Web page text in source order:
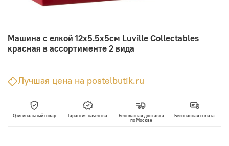
Машина с елкой 12х5.5х5см Luville Collectables
красная в ассортименте 2 вида
Лучшая цена на postelbutik.ru
Оригинальный товар Гарантия качества
Бесплатная доставка
по Москве
Безопасная оплата